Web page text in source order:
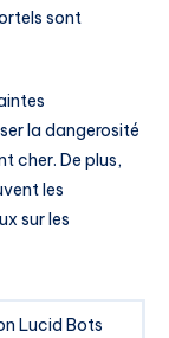
sont
la dangerosité
cher. De plus,
les
sur les
Lucid Bots